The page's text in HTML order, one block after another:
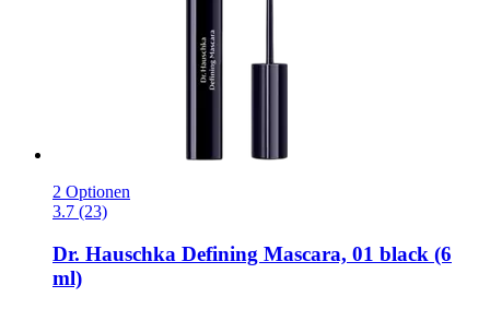
2 Optionen
3.7 (23)
Dr. Hauschka Defining Mascara, 01 black (6
ml)